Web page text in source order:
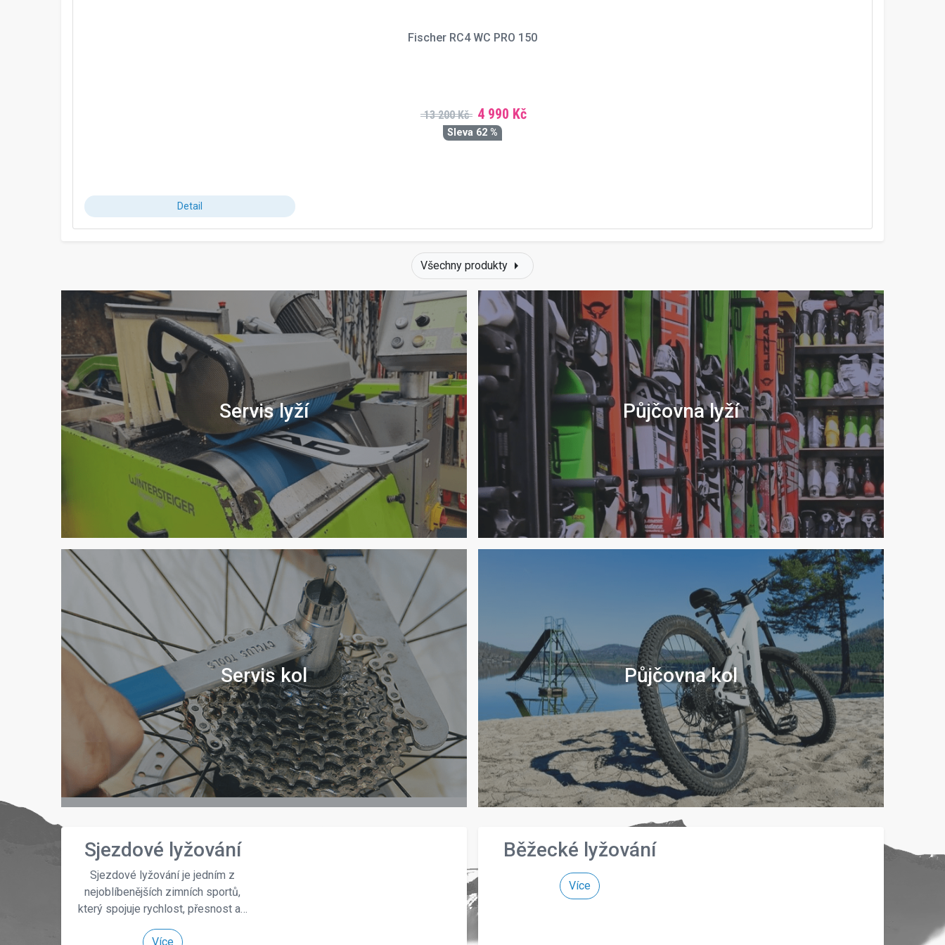
Fischer RC4 WC PRO 150
13 200 Kč 4 990 Kč
Sleva 62 %
Detail
Všechny produkty arrow_right
Servis lyží Půjčovna lyží
Servis kol Půjčovna kol
Sjezdové lyžování
Sjezdové lyžování je jedním z
nejoblíbenějších zimních sportů,
který spojuje rychlost, přesnost a…
Více
Běžecké lyžování
Více